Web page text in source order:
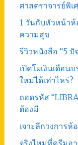
ศาสตราจารย์พิ
1 วันกับหัวหน้า
ความสุข
รีวิวหนังสือ “5
เปิดโผเงินเดือน
ใหม่ได้เท่าไหร่?
ถอดรหัส
ต้องมี
เจาะลึกวงการห้